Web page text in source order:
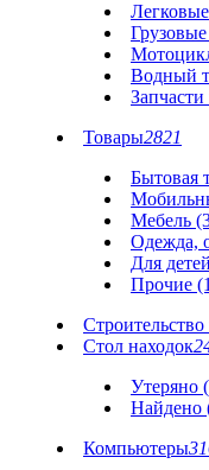
Водный
Товары2821
Бытовая
Мебель
Одежда,
Для
Прочие
Стол находок
Утеряно
Найдено
Компьютеры